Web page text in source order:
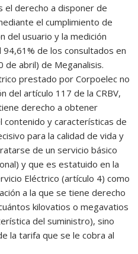
el derecho a disponer de
el cumplimiento de
del usuario y la medición
de los consultados en
de abril) de Meganalisis.
prestado por Corpoelec no
del artículo 117 de la CRBV,
derecho a obtener
contenido y características de
para la calidad de vida y
de un servicio básico
y que es estatuido en la
Eléctrico (artículo 4) como
a la que se tiene derecho
kilovatios o megavatios
del suministro), sino
la tarifa que se le cobra al